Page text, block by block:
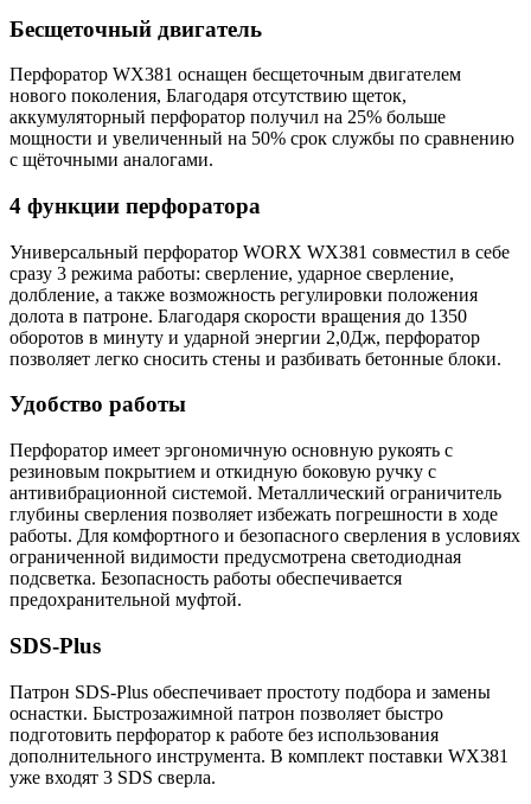
Бесщеточный двигатель
Перфоратор WX381 оснащен бесщеточным двигателем
нового поколения, Благодаря отсутствию щеток,
аккумуляторный перфоратор получил на 25% больше
мощности и увеличенный на 50% срок службы по сравнению
с щёточными аналогами.
4 функции перфоратора
Универсальный перфоратор WORX WX381 совместил в себе
сразу 3 режима работы: сверление, ударное сверление,
долбление, а также возможность регулировки положения
долота в патроне. Благодаря скорости вращения до 1350
оборотов в минуту и ударной энергии 2,0Дж, перфоратор
позволяет легко сносить стены и разбивать бетонные блоки.
Удобство работы
Перфоратор имеет эргономичную основную рукоять с
резиновым покрытием и откидную боковую ручку с
антивибрационной системой. Металлический ограничитель
глубины сверления позволяет избежать погрешности в ходе
работы. Для комфортного и безопасного сверления в условиях
ограниченной видимости предусмотрена светодиодная
подсветка. Безопасность работы обеспечивается
предохранительной муфтой.
SDS-Plus
Патрон SDS-Plus обеспечивает простоту подбора и замены
оснастки. Быстрозажимной патрон позволяет быстро
подготовить перфоратор к работе без использования
дополнительного инструмента. В комплект поставки WX381
уже входят 3 SDS сверла.